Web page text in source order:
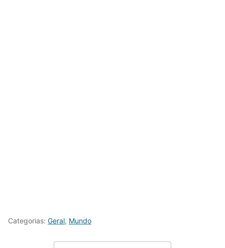
Categorias: Geral, Mundo